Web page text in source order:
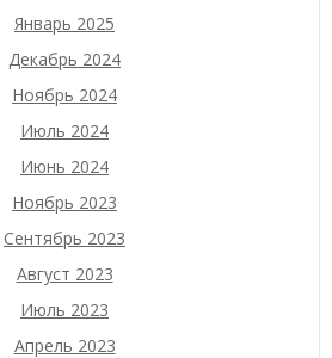
Январь 2025
Декабрь 2024
Ноябрь 2024
Июль 2024
Июнь 2024
Ноябрь 2023
Сентябрь 2023
Август 2023
Июль 2023
Апрель 2023